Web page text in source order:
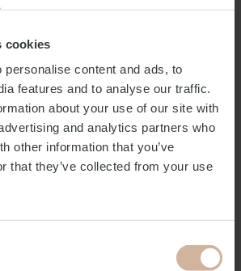
cookies
personalise content and ads, to
features and to analyse our traffic.
about your use of our site with
and analytics partners who
other information that you’ve
that they’ve collected from your use
Lichts und der
Februar kannst du in die Magie des
von Künstlern,
in lebendigen Farben,
und grenzenloser Fantasie